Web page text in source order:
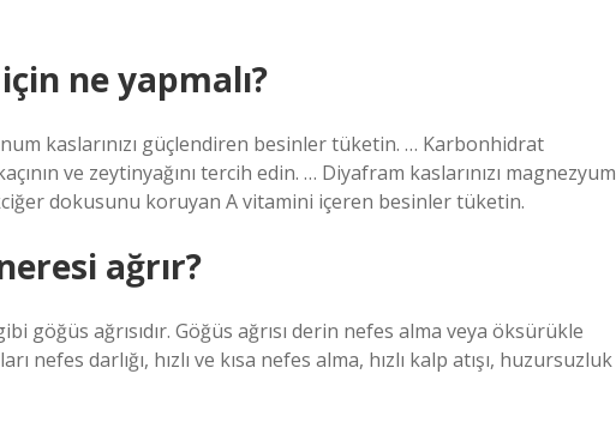
ne yapmalı?
kaslarınızı güçlendiren besinler tüketin. … Karbonhidrat
ve zeytinyağını tercih edin. … Diyafram kaslarınızı magnezyum
dokusunu koruyan A vitamini içeren besinler tüketin.
ağrır?
göğüs ağrısıdır. Göğüs ağrısı derin nefes alma veya öksürükle
darlığı, hızlı ve kısa nefes alma, hızlı kalp atışı, huzursuzluk